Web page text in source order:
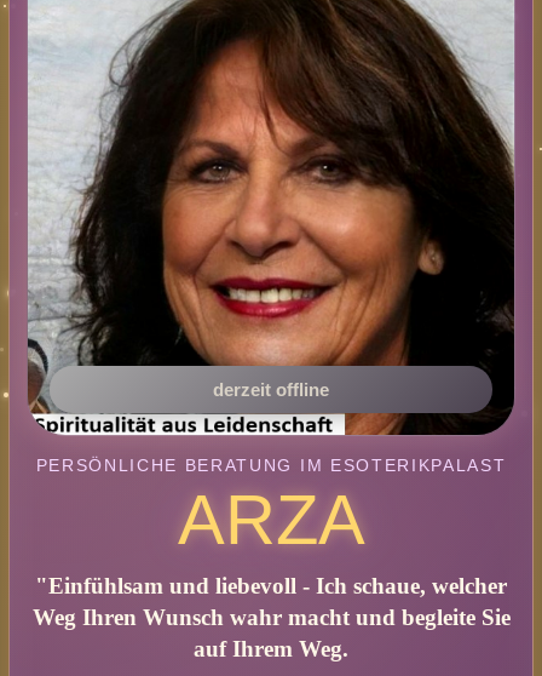
derzeit offline
PERSÖNLICHE BERATUNG IM ESOTERIKPALAST
ARZA
"Einfühlsam und liebevoll - Ich schaue, welcher
Weg Ihren Wunsch wahr macht und begleite Sie
auf Ihrem Weg.